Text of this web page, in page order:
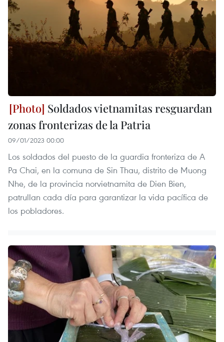
Soldados vietnamitas resguardan
zonas fronterizas de la Patria
09/01/2023 00:00
Los soldados del puesto de la guardia fronteriza de A
Pa Chai, en la comuna de Sin Thau, distrito de Muong
Nhe, de la provincia norvietnamita de Dien Bien,
patrullan cada día para garantizar la vida pacífica de
los pobladores.